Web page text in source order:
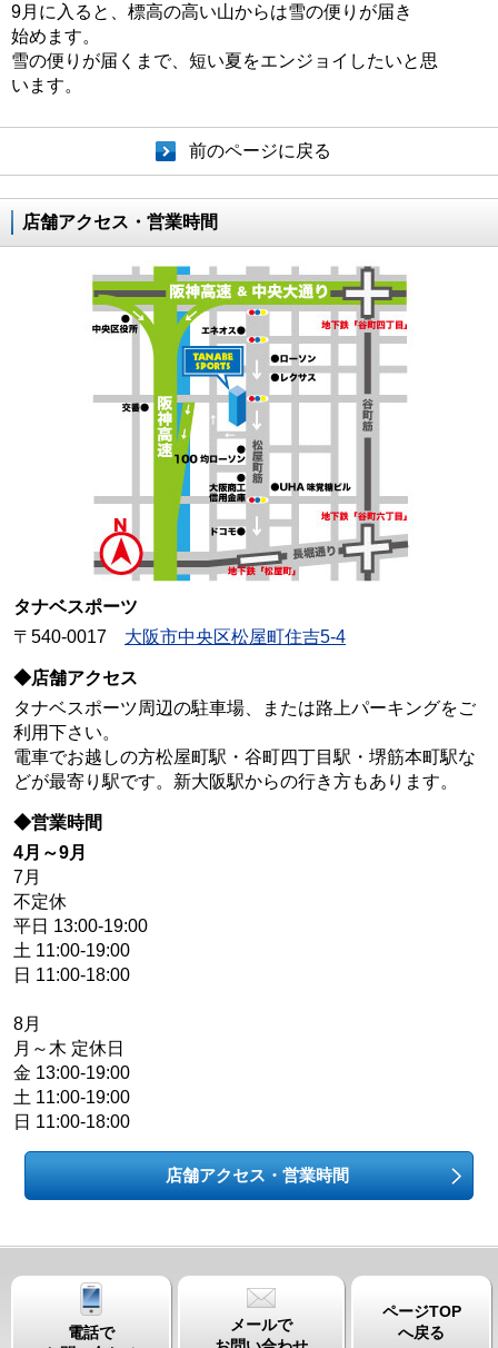
9月に入ると、標高の高い山からは雪の便りが届き
始めます。
雪の便りが届くまで、短い夏をエンジョイしたいと思
います。
前のページに戻る
店舗アクセス・営業時間
タナベスポーツ
〒540-0017 大阪市中央区松屋町住吉5-4
◆店舗アクセス
タナベスポーツ周辺の駐車場、または路上パーキングをご
利用下さい。
電車でお越しの方松屋町駅・谷町四丁目駅・堺筋本町駅な
どが最寄り駅です。新大阪駅からの行き方もあります。
◆営業時間
4月～9月
7月
不定休
平日 13:00-19:00
土 11:00-19:00
日 11:00-18:00
8月
月～木 定休日
金 13:00-19:00
土 11:00-19:00
日 11:00-18:00
店舗アクセス・営業時間
電話で
メールで
ページTOP
へ戻る